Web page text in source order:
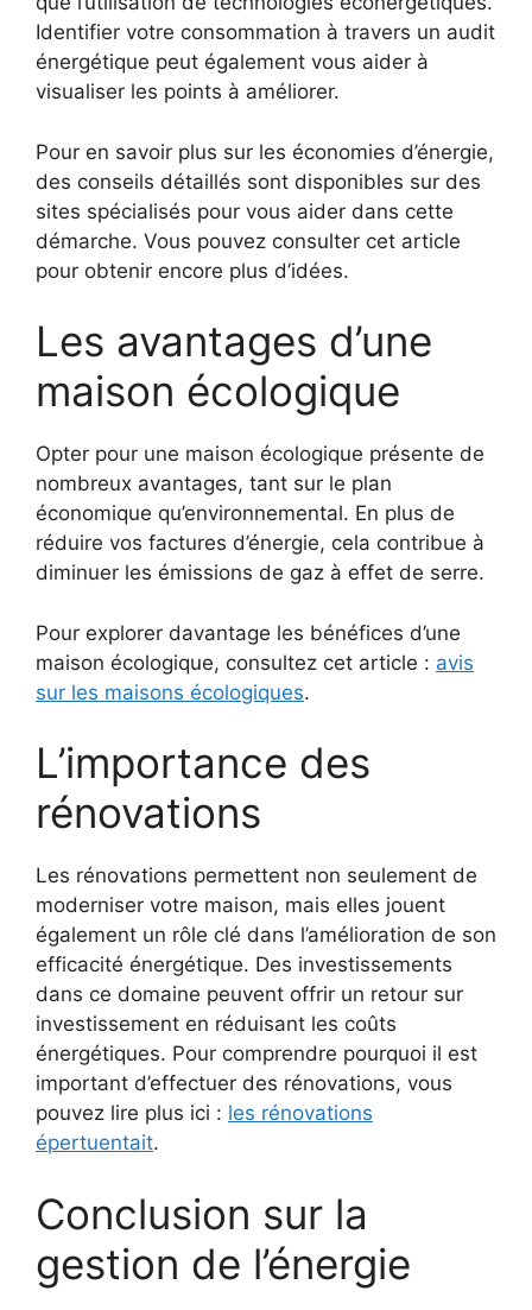
Identifier votre consommation à travers un audit
énergétique peut également vous aider à
visualiser les points à améliorer.
Pour en savoir plus sur les économies d’énergie,
des conseils détaillés sont disponibles sur des
sites spécialisés pour vous aider dans cette
démarche. Vous pouvez consulter cet article
pour obtenir encore plus d’idées.
Les avantages d’une
maison écologique
Opter pour une maison écologique présente de
nombreux avantages, tant sur le plan
économique qu’environnemental. En plus de
réduire vos factures d’énergie, cela contribue à
diminuer les émissions de gaz à effet de serre.
Pour explorer davantage les bénéfices d’une
maison écologique, consultez cet article : avis
sur les maisons écologiques.
L’importance des
rénovations
Les rénovations permettent non seulement de
moderniser votre maison, mais elles jouent
également un rôle clé dans l’amélioration de son
efficacité énergétique. Des investissements
dans ce domaine peuvent offrir un retour sur
investissement en réduisant les coûts
énergétiques. Pour comprendre pourquoi il est
important d’effectuer des rénovations, vous
pouvez lire plus ici : les rénovations
épertuentait.
Conclusion sur la
gestion de l’énergie